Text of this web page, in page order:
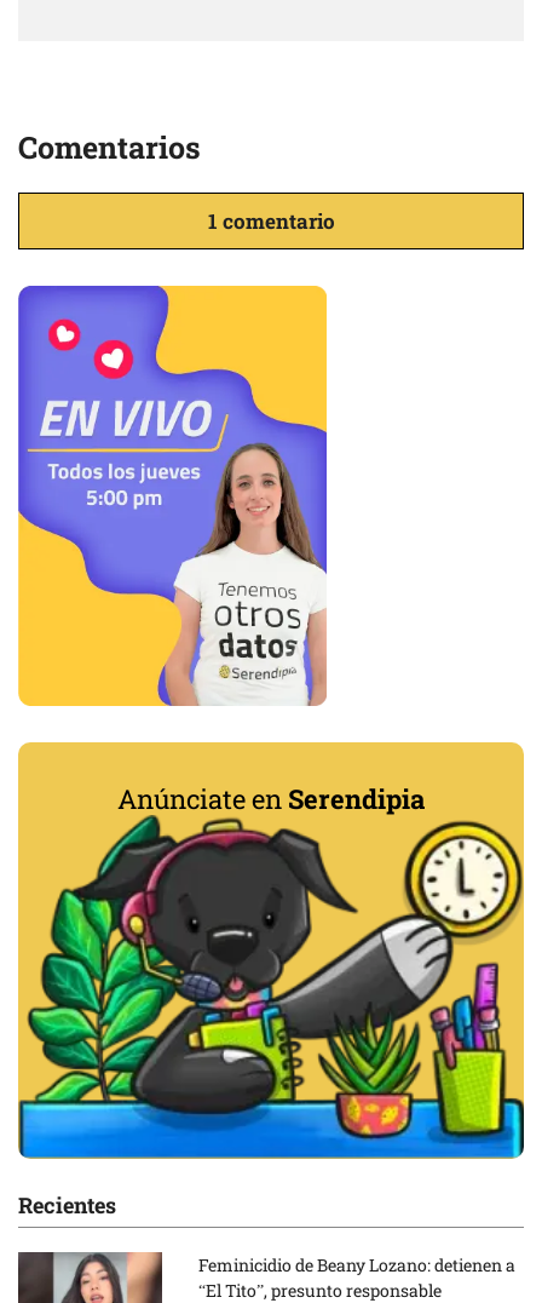
Comentarios
1 comentario
Anúnciate en Serendipia
Recientes
Feminicidio de Beany Lozano: detienen a
“El Tito”, presunto responsable